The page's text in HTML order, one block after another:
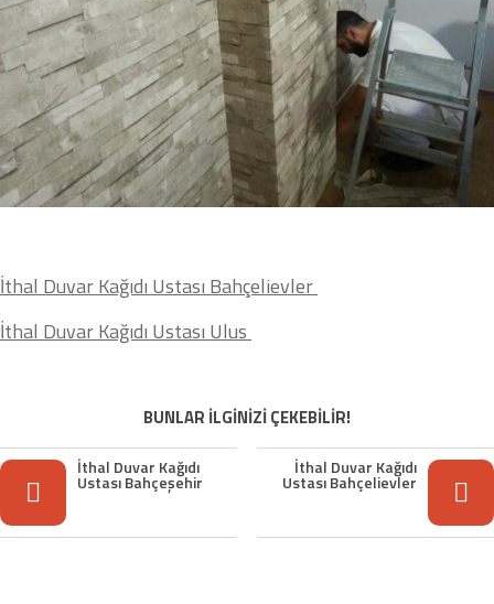
İthal Duvar Kağıdı Ustası Bahçelievler
İthal Duvar Kağıdı Ustası Ulus
BUNLAR İLGİNİZİ ÇEKEBİLİR!
İthal Duvar Kağıdı
Ustası Bahçeşehir
İthal Duvar Kağıdı
Ustası Bahçelievler